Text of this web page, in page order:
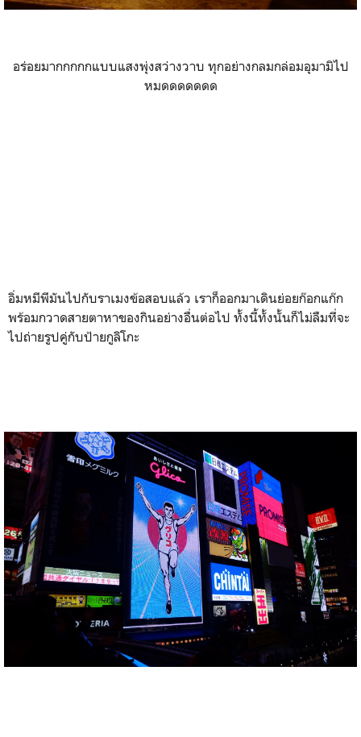
อร่อยมากกกกกแบบแสงพุ่งสว่างวาบ ทุกอย่างกลมกล่อมอุมามิไป
หมดดดดดดด
อิ่มหมีพีมันไปกับราเมงข้อสอบแล้ว เราก็ออกมาเดินย่อยก๊อกแก๊ก
พร้อมกวาดสายตาหาของกินอย่างอื่นต่อไป ทั้งนี้ทั้งนั้นก็ไม่ลืมที่จะ
ไปถ่ายรูปคู่กับป้ายกูลิโกะ